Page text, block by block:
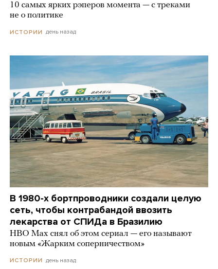
10 самых ярких рэперов момента — с треками
не о политике
ИСТОРИИ день назад
В 1980-х бортпроводники создали целую
сеть, чтобы контрабандой ввозить
лекарства от СПИДа в Бразилию
HBO Max снял об этом сериал — его называют
новым «Жарким соперничеством»
ИСТОРИИ день назад